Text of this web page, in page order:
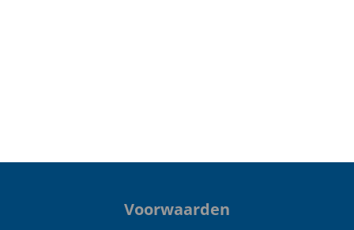
Voorwaarden